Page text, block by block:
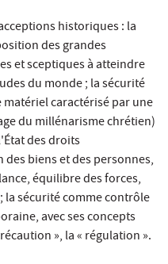
historiques : la
des grandes
et sceptiques à atteindre
du monde ; la sécurité
caractérisé par une
du millénarisme chrétien)
des droits
biens et des personnes,
équilibre des forces,
la sécurité comme contrôle
avec ses concepts
», la « régulation ».